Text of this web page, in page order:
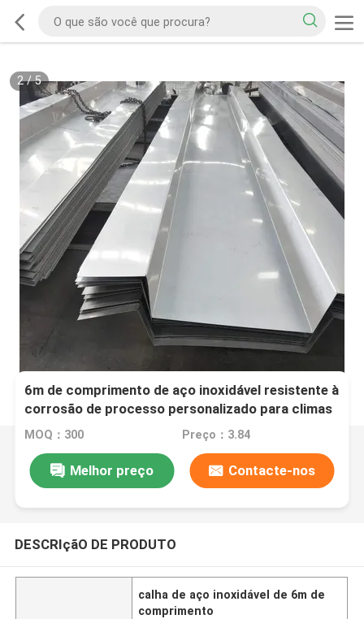
2/5
6m de comprimento de aço inoxidável resistente à
corrosão de processo personalizado para climas
adversos
MOQ：300 Preço：3.84
Melhor preço Contacte-nos
DESCRIçãO DE PRODUTO
calha de aço inoxidável de 6m de
comprimento